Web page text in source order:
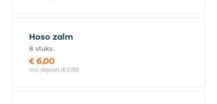
Hoso zalm
8 stuks.
€ 6,00
incl. deposit (€ 0,00)